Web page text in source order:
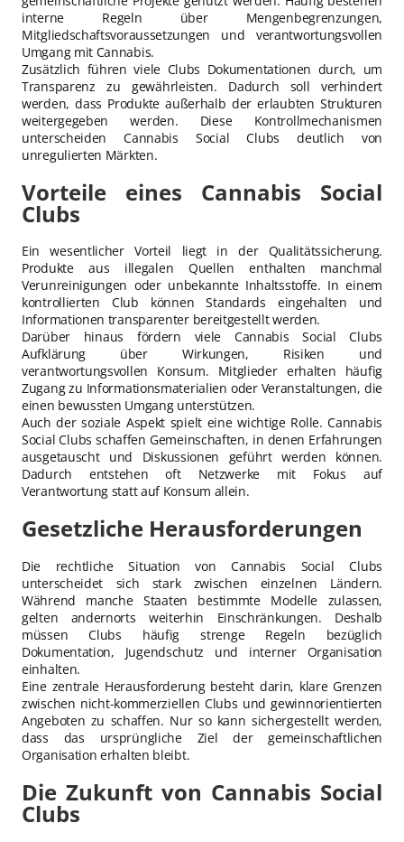
interne Regeln über Mengenbegrenzungen,
Mitgliedschaftsvoraussetzungen und verantwortungsvollen
Umgang mit Cannabis.
Zusätzlich führen viele Clubs Dokumentationen durch, um
Transparenz zu gewährleisten. Dadurch soll verhindert
werden, dass Produkte außerhalb der erlaubten Strukturen
weitergegeben werden. Diese Kontrollmechanismen
unterscheiden Cannabis Social Clubs deutlich von
unregulierten Märkten.
Vorteile eines Cannabis Social
Clubs
Ein wesentlicher Vorteil liegt in der Qualitätssicherung.
Produkte aus illegalen Quellen enthalten manchmal
Verunreinigungen oder unbekannte Inhaltsstoffe. In einem
kontrollierten Club können Standards eingehalten und
Informationen transparenter bereitgestellt werden.
Darüber hinaus fördern viele Cannabis Social Clubs
Aufklärung über Wirkungen, Risiken und
verantwortungsvollen Konsum. Mitglieder erhalten häufig
Zugang zu Informationsmaterialien oder Veranstaltungen, die
einen bewussten Umgang unterstützen.
Auch der soziale Aspekt spielt eine wichtige Rolle. Cannabis
Social Clubs schaffen Gemeinschaften, in denen Erfahrungen
ausgetauscht und Diskussionen geführt werden können.
Dadurch entstehen oft Netzwerke mit Fokus auf
Verantwortung statt auf Konsum allein.
Gesetzliche Herausforderungen
Die rechtliche Situation von Cannabis Social Clubs
unterscheidet sich stark zwischen einzelnen Ländern.
Während manche Staaten bestimmte Modelle zulassen,
gelten andernorts weiterhin Einschränkungen. Deshalb
müssen Clubs häufig strenge Regeln bezüglich
Dokumentation, Jugendschutz und interner Organisation
einhalten.
Eine zentrale Herausforderung besteht darin, klare Grenzen
zwischen nicht-kommerziellen Clubs und gewinnorientierten
Angeboten zu schaffen. Nur so kann sichergestellt werden,
dass das ursprüngliche Ziel der gemeinschaftlichen
Organisation erhalten bleibt.
Die Zukunft von Cannabis Social
Clubs